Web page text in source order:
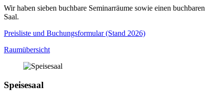
Wir haben sieben buchbare Seminarräume sowie einen buchbaren
Saal.
Preisliste und Buchungsformular (Stand 2026)
Raumübersicht
Speisesaal